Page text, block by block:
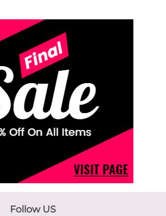
Follow US